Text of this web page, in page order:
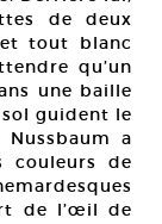
de deux
tout blanc
qu’un
une baille
guident le
a
couleurs de
de l’œil de